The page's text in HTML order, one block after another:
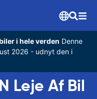
i hele verden Denne
2026 - udnyt den i
Leje Af Bil